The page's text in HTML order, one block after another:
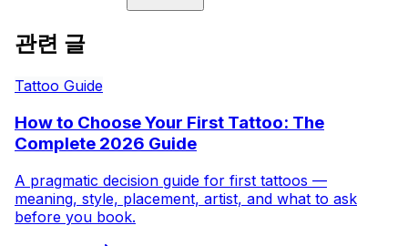
관련 글
Tattoo Guide
How to Choose Your First Tattoo: The
Complete 2026 Guide
A pragmatic decision guide for first tattoos —
meaning, style, placement, artist, and what to ask
before you book.